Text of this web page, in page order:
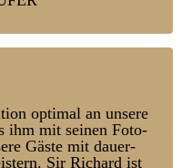
optimal an unsere
ihm mit seinen Foto­
Gäste mit dauer­
Sir Richard ist